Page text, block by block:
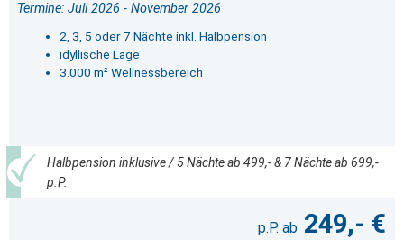
Termine: Juli 2026 - November 2026
2, 3, 5 oder 7 Nächte inkl. Halbpension
idyllische Lage
3.000 m² Wellnessbereich
Halbpension inklusive / 5 Nächte ab 499,- & 7 Nächte ab 699,-
p.P.
249,- €